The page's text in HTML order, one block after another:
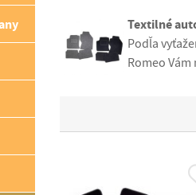
Textilné
Podľa
Romeo